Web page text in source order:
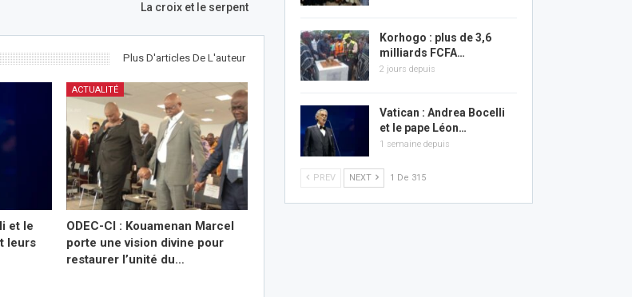
La croix et le serpent
Plus D'articles De L'auteur
et le
leurs
ACTUALITÉ
ODEC-CI : Kouamenan Marcel
porte une vision divine pour
restaurer l’unité du…
Korhogo : plus de 3,6
milliards FCFA…
2 jours depuis
Vatican : Andrea Bocelli
et le pape Léon…
1 semaine depuis
PREV NEXT 1 De 315